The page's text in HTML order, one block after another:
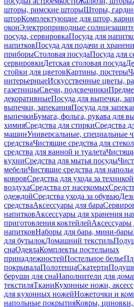
шторы, римские шторыШторы,
шторКомплектующие для штор,
оконЭлектроприводные
посуда, сервировкаПосуда для
напитковПосуда для подачи и
приборыСтоловая посудаПосуда для
сервировкиДетская столовая посуда
стойки для цветовКартины, постеры
интерьерныеИскусственные цветы,
газетницыСвечи, подсвечники
декоративныеПосуда для выпечки,
выпечки, запеканияПосуда для
выпечкиБумага, фольга, рукава для
химияСредства для стиркиСредства
машинУниверсальные, специальные
средстваЧистящие средства для
средства для ванной и туалета
кухниСредства для мытья посуды
мебелиЧистящие средства для
ковровСредства для ухода за техникой
воздухаСредства от насекомых
одеждойСредства ухода за обувью
средстваАксессуары для бара
напитковАксессуары для хранения
приготовления коктейлейАксессуары
напитковНаборы для бара, мини-бары
для бутылокДомашний текстиль
снаОдеялаКомплекты постельных
принадлежностейПостельное белье
покрывалаПолотенцаСкатерти
беруши для снаНаполнители для
текстиляТканиКухонные ножи,
для кухонных ножейНожеточки и
напольные покрытияКовры,